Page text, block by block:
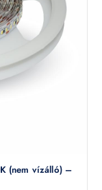
(nem vízálló) –